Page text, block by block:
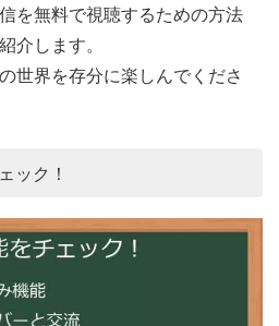
を無料で視聴するための方法
介します。
世界を存分に楽しんでくださ
ック！